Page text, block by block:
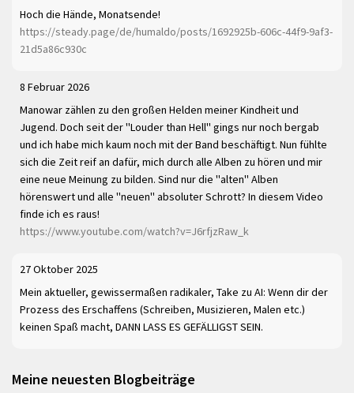
Hoch die Hände, Monatsende!
https://steady.page/de/humaldo/posts/1692925b-606c-44f9-9af3-
21d5a86c930c
8 Februar 2026
Manowar zählen zu den großen Helden meiner Kindheit und
Jugend. Doch seit der "Louder than Hell" gings nur noch bergab
und ich habe mich kaum noch mit der Band beschäftigt. Nun fühlte
sich die Zeit reif an dafür, mich durch alle Alben zu hören und mir
eine neue Meinung zu bilden. Sind nur die "alten" Alben
hörenswert und alle "neuen" absoluter Schrott? In diesem Video
finde ich es raus!
https://www.youtube.com/watch?v=J6rfjzRaw_k
27 Oktober 2025
Mein aktueller, gewissermaßen radikaler, Take zu AI: Wenn dir der
Prozess des Erschaffens (Schreiben, Musizieren, Malen etc.)
keinen Spaß macht, DANN LASS ES GEFÄLLIGST SEIN.
Meine neuesten Blogbeiträge